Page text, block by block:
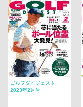
ゴルフダイジェスト
2023年2月号